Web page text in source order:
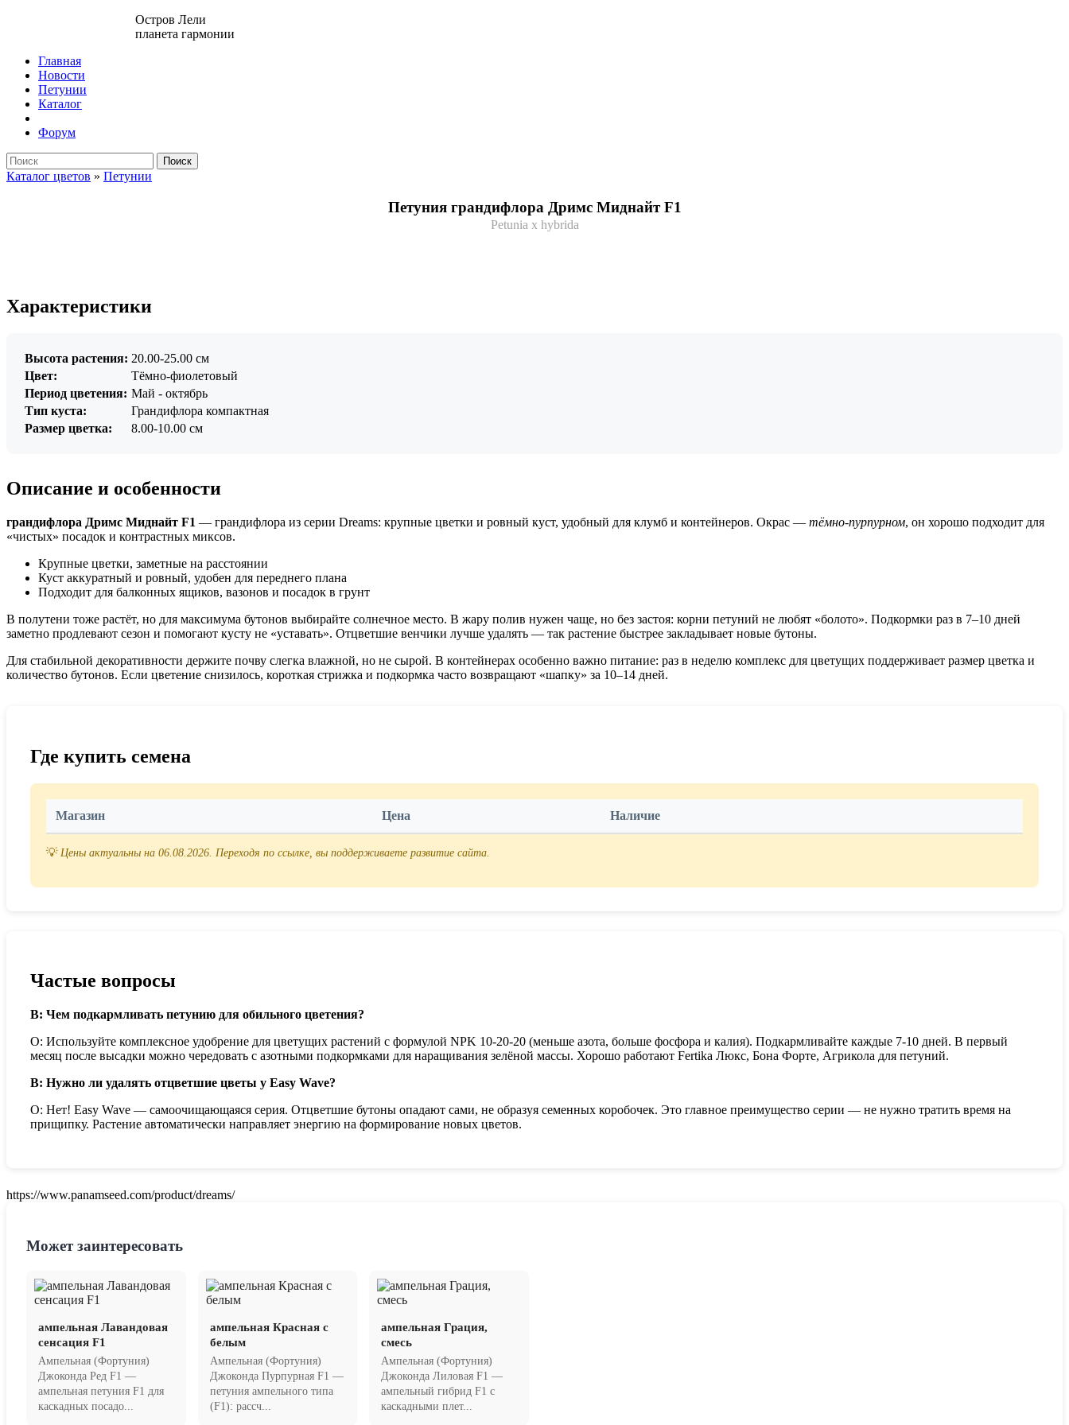
Остров Лели
планета гармонии
Главная
Новости
Петунии
Каталог
Форум
Поиск
Каталог цветов » Петунии
Петуния грандифлора Дримс Миднайт F1
Petunia x hybrida
Характеристики
Высота растения: 20.00-25.00 см
Цвет:
Тёмно-фиолетовый
Период цветения: Май - октябрь
Тип куста:
Грандифлора компактная
Размер цветка:
8.00-10.00 см
Описание и особенности
грандифлора Дримс Миднайт F1 — грандифлора из серии Dreams: крупные цветки и ровный куст, удобный для клумб и контейнеров. Окрас — тёмно-пурпурном, он хорошо подходит для
«чистых» посадок и контрастных миксов.
Крупные цветки, заметные на расстоянии
Куст аккуратный и ровный, удобен для переднего плана
Подходит для балконных ящиков, вазонов и посадок в грунт
В полутени тоже растёт, но для максимума бутонов выбирайте солнечное место. В жару полив нужен чаще, но без застоя: корни петуний не любят «болото». Подкормки раз в 7–10 дней
заметно продлевают сезон и помогают кусту не «уставать». Отцветшие венчики лучше удалять — так растение быстрее закладывает новые бутоны.
Для стабильной декоративности держите почву слегка влажной, но не сырой. В контейнерах особенно важно питание: раз в неделю комплекс для цветущих поддерживает размер цветка и
количество бутонов. Если цветение снизилось, короткая стрижка и подкормка часто возвращают «шапку» за 10–14 дней.
Где купить семена
Магазин Цена Наличие
💡 Цены актуальны на 06.08.2026. Переходя по ссылке, вы поддерживаете развитие сайта.
Частые вопросы
В: Чем подкармливать петунию для обильного цветения?
О: Используйте комплексное удобрение для цветущих растений с формулой NPK 10-20-20 (меньше азота, больше фосфора и калия). Подкармливайте каждые 7-10 дней. В первый
месяц после высадки можно чередовать с азотными подкормками для наращивания зелёной массы. Хорошо работают Fertika Люкс, Бона Форте, Агрикола для петуний.
В: Нужно ли удалять отцветшие цветы у Easy Wave?
О: Нет! Easy Wave — самоочищающаяся серия. Отцветшие бутоны опадают сами, не образуя семенных коробочек. Это главное преимущество серии — не нужно тратить время на
прищипку. Растение автоматически направляет энергию на формирование новых цветов.
https://www.panamseed.com/product/dreams/
Может заинтересовать
ампельная Лавандовая
сенсация F1
Ампельная (Фортуния)
Джоконда Ред F1 —
ампельная петуния F1 для
каскадных посадо...
ампельная Красная с
белым
Ампельная (Фортуния)
Джоконда Пурпурная F1 —
петуния ампельного типа
(F1): рассч...
ампельная Грация,
смесь
Ампельная (Фортуния)
Джоконда Лиловая F1 —
ампельный гибрид F1 с
каскадными плет...